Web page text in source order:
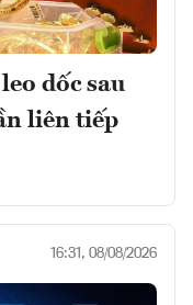
dốc sau
liên tiếp
16:31, 08/08/2026